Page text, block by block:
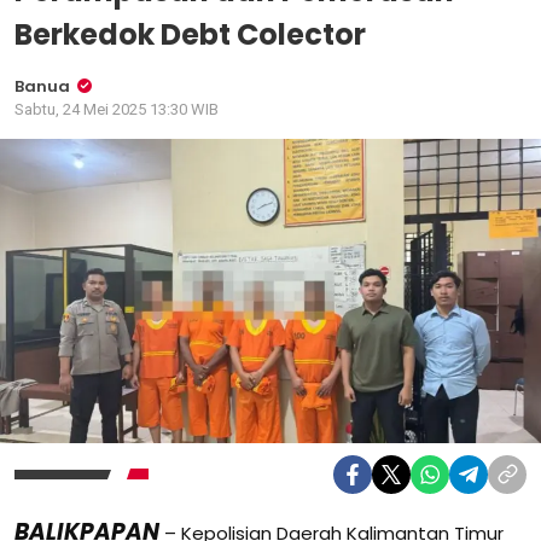
Berkedok Debt Colector
Banua
Sabtu, 24 Mei 2025 13:30 WIB
BALIKPAPAN– Kepolisian Daerah Kalimantan Timur